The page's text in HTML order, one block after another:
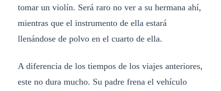
tomar un violín. Será raro no ver a su hermana ahí,
mientras que el instrumento de ella estará
llenándose de polvo en el cuarto de ella.
A diferencia de los tiempos de los viajes anteriores,
este no dura mucho. Su padre frena el vehículo